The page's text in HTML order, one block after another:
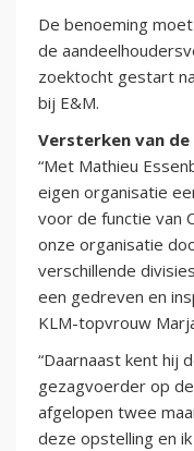
De benoeming
de
zoektocht gestart
bij E&M.
Versterken van
“Met Mathieu
eigen organisatie
voor de functie van
onze organisatie
verschillende
een gedreven en
KLM-topvrouw
“Daarnaast kent hij
gezagvoerder op
afgelopen twee
deze opstelling en